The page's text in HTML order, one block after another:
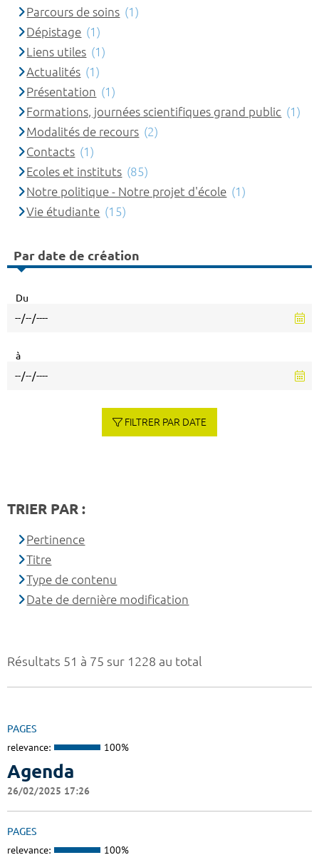
Résultats 51 à 75 sur 1228 au total
PAGES
relevance: 100%
Agenda
26/02/2025 17:26
PAGES
relevance: 100%
Parcours de soins (1)
Dépistage (1)
Liens utiles (1)
Actualités (1)
Présentation (1)
Formations, journées scientifiques grand public (1)
Modalités de recours (2)
Contacts (1)
Ecoles et instituts (85)
Notre politique - Notre projet d'école (1)
Vie étudiante (15)
Par date de création
Du
à
FILTRER PAR DATE
TRIER PAR :
Pertinence
Titre
Type de contenu
Date de dernière modification